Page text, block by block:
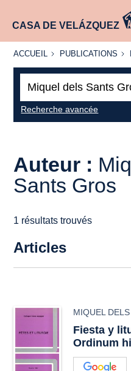
CASA DE VELÁZQUEZ
ACCUEIL
ACCUEIL PUBLICATIONS
PUBLICATIONS
Recherche avancée
Auteur :
Sants Gros
1 résultats trouvés
Articles
MIQUEL
Fiesta y
Ordinum